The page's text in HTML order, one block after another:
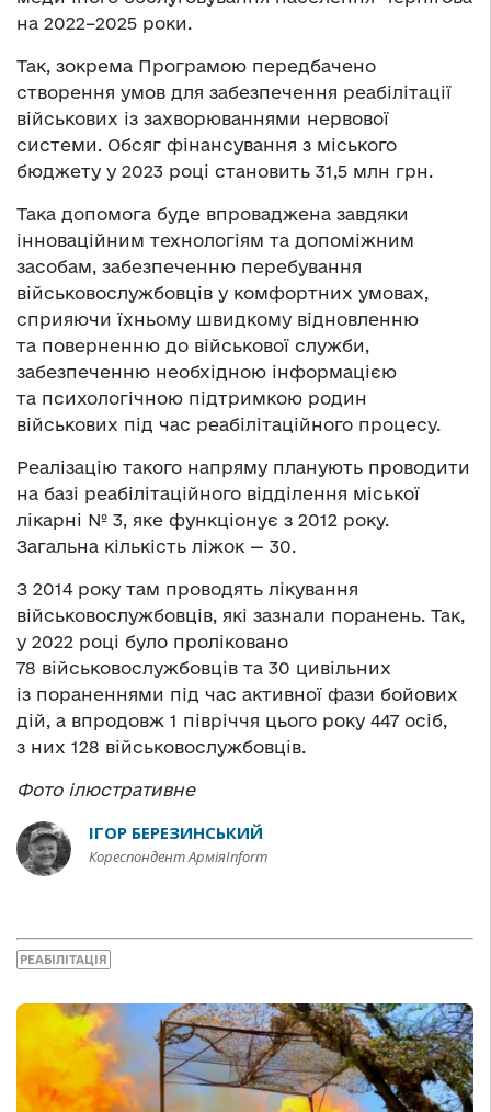
на 2022–2025 роки.
Так, зокрема Програмою передбачено
створення умов для забезпечення реабілітації
військових із захворюваннями нервової
системи. Обсяг фінансування з міського
бюджету у 2023 році становить 31,5 млн грн.
Така допомога буде впроваджена завдяки
інноваційним технологіям та допоміжним
засобам, забезпеченню перебування
військовослужбовців у комфортних умовах,
сприяючи їхньому швидкому відновленню
та поверненню до військової служби,
забезпеченню необхідною інформацією
та психологічною підтримкою родин
військових під час реабілітаційного процесу.
Реалізацію такого напряму планують проводити
на базі реабілітаційного відділення міської
лікарні № 3, яке функціонує з 2012 року.
Загальна кількість ліжок — 30.
З 2014 року там проводять лікування
військовослужбовців, які зазнали поранень. Так,
у 2022 році було проліковано
78 військовослужбовців та 30 цивільних
із пораненнями під час активної фази бойових
дій, а впродовж 1 півріччя цього року 447 осіб,
з них 128 військовослужбовців.
Фото ілюстративне
ІГОР БЕРЕЗИНСЬКИЙ
Кореспондент АрміяInform
РЕАБІЛІТАЦІЯ